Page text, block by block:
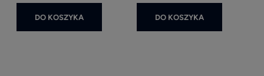
DO KOSZYKA DO KOSZYKA